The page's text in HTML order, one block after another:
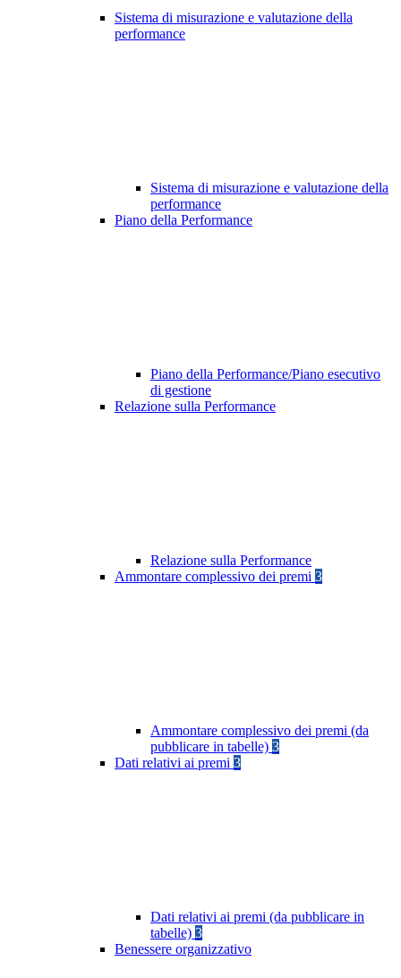
Sistema di misurazione e valutazione della
performance
Sistema di misurazione e valutazione della
performance
Piano della Performance
Piano della Performance/Piano esecutivo
di gestione
Relazione sulla Performance
Relazione sulla Performance
Ammontare complessivo dei premi 3
Ammontare complessivo dei premi (da
pubblicare in tabelle) 3
Dati relativi ai premi 3
Dati relativi ai premi (da pubblicare in
tabelle) 3
Benessere organizzativo